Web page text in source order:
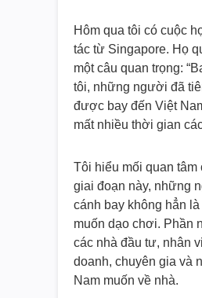
Hôm qua tôi có cuộc
tác từ Singapore. Họ
một câu quan trọng:
tôi, những người đã
được bay đến Việt
mất nhiều thời gian
Tôi hiểu mối quan tâm
giai đoạn này, những
cánh bay không hẳn
muốn dạo chơi. Phần
các nhà đầu tư, nhân
doanh, chuyên gia và
Nam muốn về nhà.